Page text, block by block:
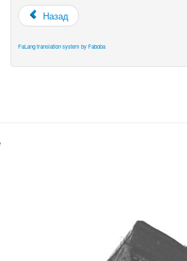
Назад
FaLang translation system by Faboba